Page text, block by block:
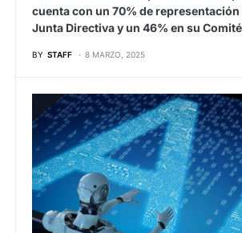
cuenta con un 70% de
Junta Directiva y un 46% en su
BY STAFF 8 MARZO, 2025